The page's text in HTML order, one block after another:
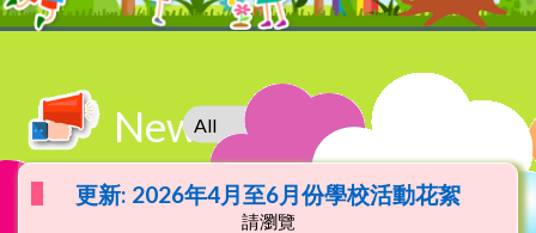
News
更新: 2026年4月至6月份學校活動花絮
請瀏覽